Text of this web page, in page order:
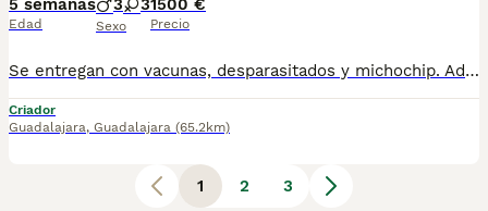
5 semanas
Edad
3 3
Sexo
1500 €
Precio
Se entregan con vacunas, desparasitados y michochip. Además obsequiamos con un kit de bienvenida de Royal Cannin. Pedigrí Loce 120e. Socializadas criadas en familia carácter top
Criador
Guadalajara, Guadalajara (65.2km)
1 2 3